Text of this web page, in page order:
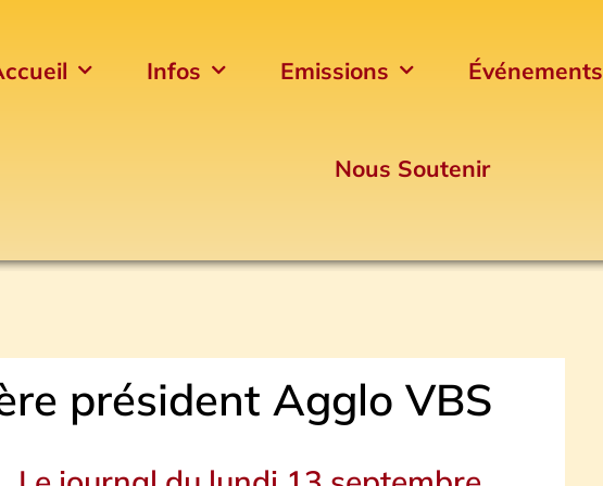
Infos Emissions Événements
Nous Soutenir
président Agglo VBS